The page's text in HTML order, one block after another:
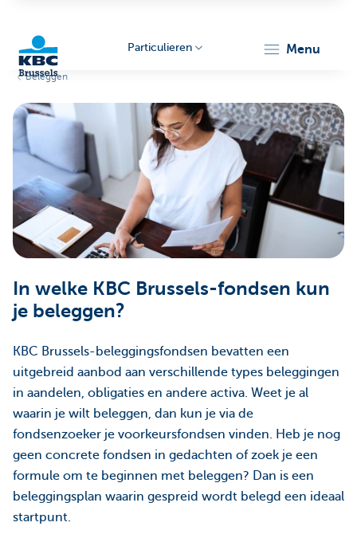
Brussels
Particulieren menu
Beleggen
In welke KBC Brussels-fondsen kun
je beleggen?
KBC Brussels-beleggingsfondsen bevatten een
uitgebreid aanbod aan verschillende types beleggingen
in aandelen, obligaties en andere activa. Weet je al
waarin je wilt beleggen, dan kun je via de
fondsenzoeker je voorkeursfondsen vinden. Heb je nog
geen concrete fondsen in gedachten of zoek je een
formule om te beginnen met beleggen? Dan is een
beleggingsplan waarin gespreid wordt belegd een ideaal
startpunt.